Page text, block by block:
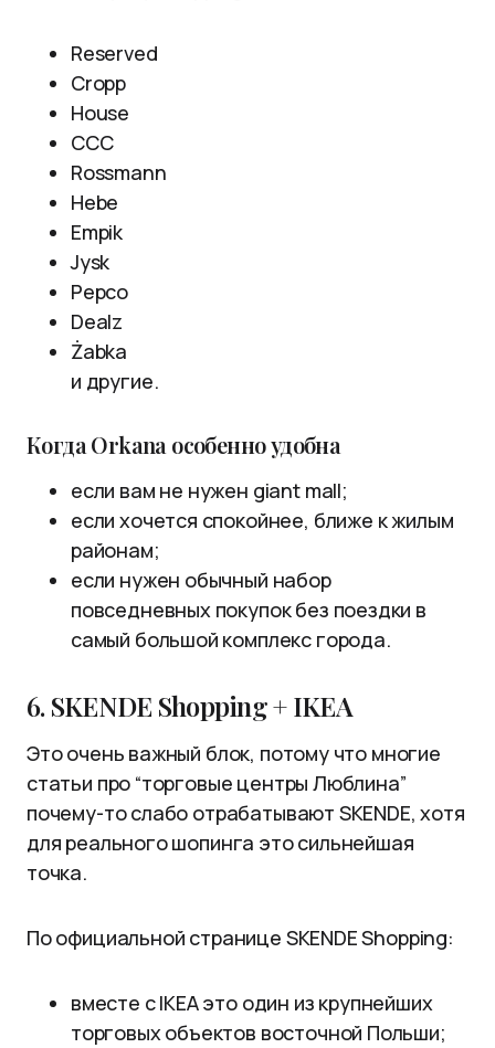
Reserved
Cropp
House
CCC
Rossmann
Hebe
Empik
Jysk
Pepco
Dealz
Żabka
и другие.
Когда Orkana особенно удобна
если вам не нужен giant mall;
если хочется спокойнее, ближе к жилым
районам;
если нужен обычный набор
повседневных покупок без поездки в
самый большой комплекс города.
6. SKENDE Shopping + IKEA
Это очень важный блок, потому что многие
статьи про “торговые центры Люблина”
почему-то слабо отрабатывают SKENDE, хотя
для реального шопинга это сильнейшая
точка.
По официальной странице SKENDE Shopping:
вместе с IKEA это один из крупнейших
торговых объектов восточной Польши;